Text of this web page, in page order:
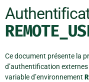
Ce document présente la
d’authentification
variable d’environnement